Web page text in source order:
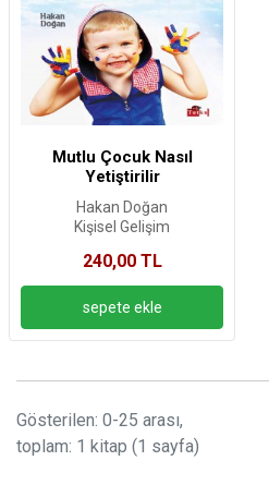
Mutlu Çocuk Nasıl
Yetiştirilir
Hakan Doğan
Kişisel Gelişim
240,00 TL
Gösterilen: 0-25 arası,
toplam: 1 kitap (1 sayfa)